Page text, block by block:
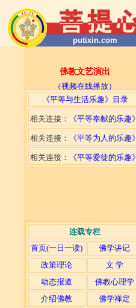
putixin.com
佛教文艺演出
（视频在线播放）
连载专栏
首页(一日一读)
佛学讲记
政策理论
文 学
动态报道
佛教心理学
介绍佛教
佛学禅定
《平等与生活乐趣》目录
相关连接： 《平等奉献的乐趣》
相关连接： 《平等为人的乐趣》
相关连接： 《平等爱徒的乐趣》